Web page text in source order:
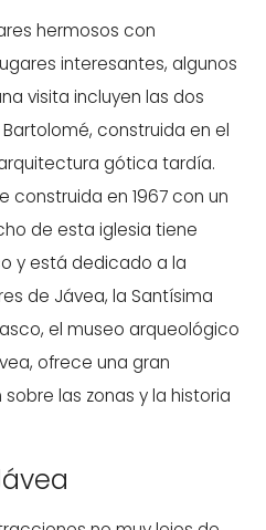
hermosos con
interesantes, algunos
visita incluyen las dos
construida en el
gótica tardía.
construida en 1967 con un
de esta iglesia tiene
y está dedicado a la
de Jávea, la Santísima
el museo arqueológico
ofrece una gran
las zonas y la historia